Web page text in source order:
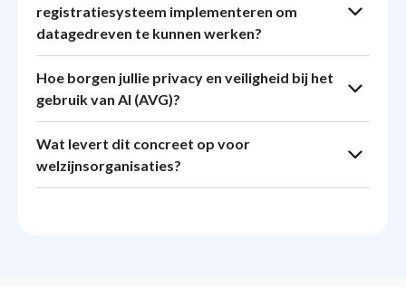
registratiesysteem implementeren om
datagedreven te kunnen werken?
Hoe borgen jullie privacy en veiligheid bij het
gebruik van AI (AVG)?
Wat levert dit concreet op voor
welzijnsorganisaties?